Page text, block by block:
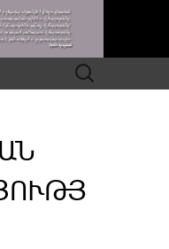
Որոնել՝